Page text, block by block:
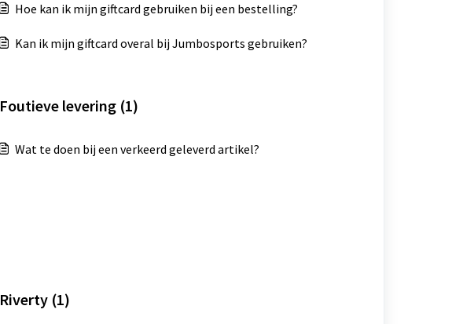
Hoe kan ik mijn giftcard gebruiken bij een bestelling?
Kan ik mijn giftcard overal bij Jumbosports gebruiken?
Foutieve levering (1)
Wat te doen bij een verkeerd geleverd artikel?
Riverty (1)